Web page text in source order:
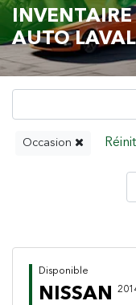
AUTO
Occasion
Disponible
NISSAN